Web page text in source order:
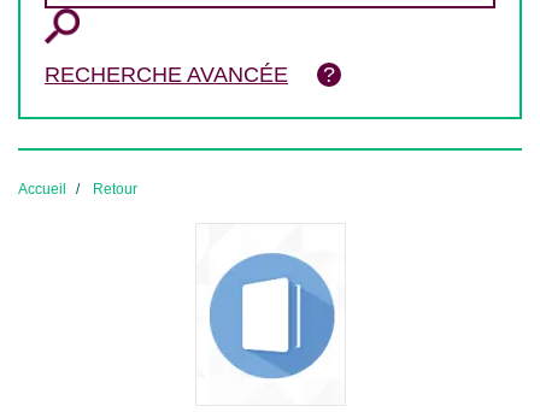
RECHERCHE AVANCÉE
Accueil Retour